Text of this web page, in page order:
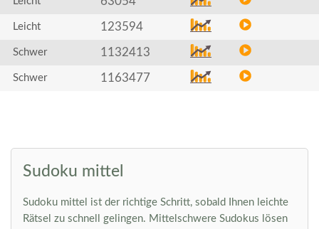
Leicht 123594
Schwer 1132413
Schwer 1163477
Sudoku mittel
Sudoku mittel ist der richtige Schritt, sobald Ihnen leichte
Rätsel zu schnell gelingen. Mittelschwere Sudokus lösen